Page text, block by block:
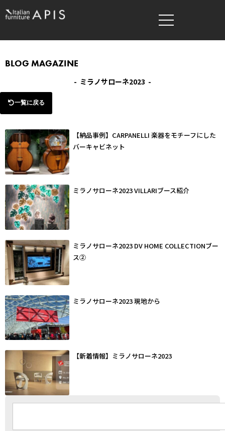
内
容
キ
プ
BLOG MAGAZINE
- ミラノサローネ2023 -
一覧に戻る
【納品事例】CARPANELLI 楽器をモチーフにした
バーキャビネット
ミラノサローネ2023 VILLARIブース紹介
ミラノサローネ2023 DV HOME COLLECTIONブー
ス②
ミラノサローネ2023 現地から
【新着情報】ミラノサローネ2023